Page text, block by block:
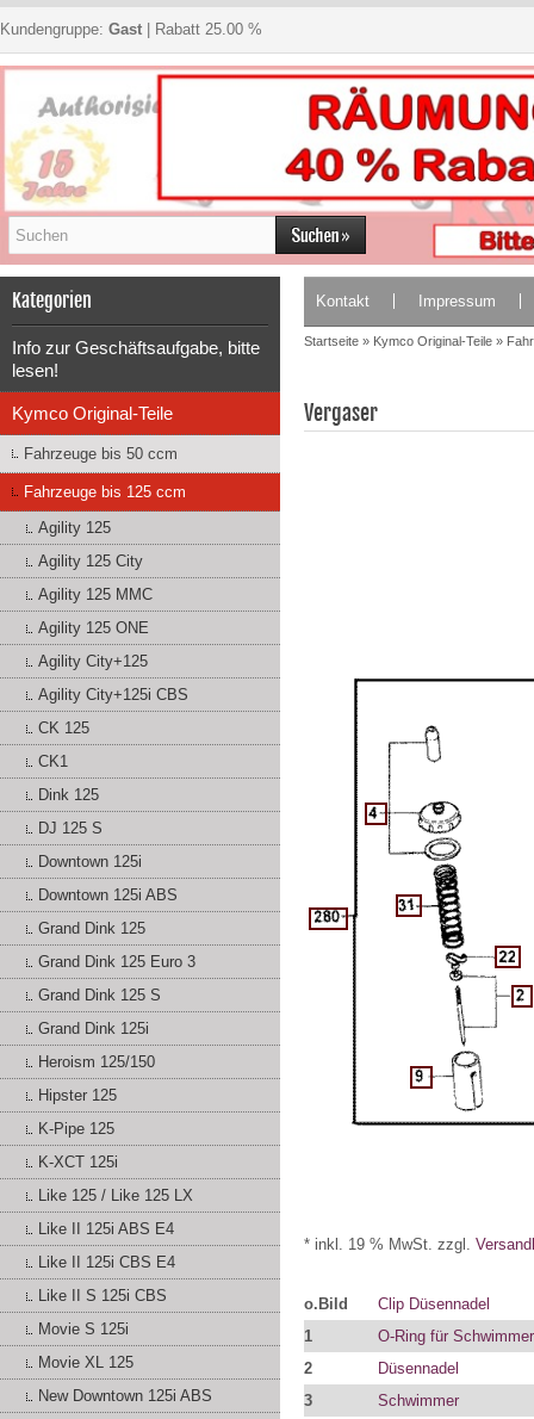
Kundengruppe: Gast | Rabatt 25.00 %
Kategorien
Info zur Geschäftsaufgabe, bitte
lesen!
Kymco Original-Teile
Fahrzeuge bis 50 ccm
Fahrzeuge bis 125 ccm
Agility 125
Agility 125 City
Agility 125 MMC
Agility 125 ONE
Agility City+125
Agility City+125i CBS
CK 125
CK1
Dink 125
DJ 125 S
Downtown 125i
Downtown 125i ABS
Grand Dink 125
Grand Dink 125 Euro 3
Grand Dink 125 S
Grand Dink 125i
Heroism 125/150
Hipster 125
K-Pipe 125
K-XCT 125i
Like 125 / Like 125 LX
Like II 125i ABS E4
Like II 125i CBS E4
Like II S 125i CBS
Movie S 125i
Movie XL 125
New Downtown 125i ABS
Kontakt Impressum
Startseite » Kymco Original-Teile »
Vergaser
* inkl. 19 % MwSt. zzgl.
o.Bild
Clip Düsennadel
1
O-Ring für
2
Düsennadel
3
Schwimmer